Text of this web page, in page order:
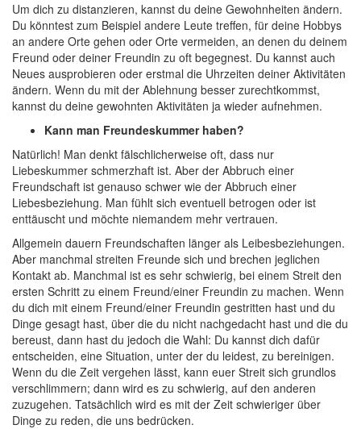
Um dich zu distanzieren, kannst du deine Gewohnheiten ändern.
Du könntest zum Beispiel andere Leute treffen, für deine Hobbys
an andere Orte gehen oder Orte vermeiden, an denen du deinem
Freund oder deiner Freundin zu oft begegnest. Du kannst auch
Neues ausprobieren oder erstmal die Uhrzeiten deiner Aktivitäten
ändern. Wenn du mit der Ablehnung besser zurechtkommst,
kannst du deine gewohnten Aktivitäten ja wieder aufnehmen.
Kann man Freundeskummer haben?
Natürlich! Man denkt fälschlicherweise oft, dass nur
Liebeskummer schmerzhaft ist. Aber der Abbruch einer
Freundschaft ist genauso schwer wie der Abbruch einer
Liebesbeziehung. Man fühlt sich eventuell betrogen oder ist
enttäuscht und möchte niemandem mehr vertrauen.
Allgemein dauern Freundschaften länger als Leibesbeziehungen.
Aber manchmal streiten Freunde sich und brechen jeglichen
Kontakt ab. Manchmal ist es sehr schwierig, bei einem Streit den
ersten Schritt zu einem Freund/einer Freundin zu machen. Wenn
du dich mit einem Freund/einer Freundin gestritten hast und du
Dinge gesagt hast, über die du nicht nachgedacht hast und die du
bereust, dann hast du jedoch die Wahl: Du kannst dich dafür
entscheiden, eine Situation, unter der du leidest, zu bereinigen.
Wenn du die Zeit vergehen lässt, kann euer Streit sich grundlos
verschlimmern; dann wird es zu schwierig, auf den anderen
zuzugehen. Tatsächlich wird es mit der Zeit schwieriger über
Dinge zu reden, die uns bedrücken.